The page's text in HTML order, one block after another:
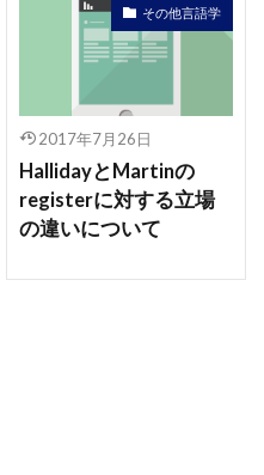
その他言語学
2017年7月26日
HallidayとMartinの
registerに対する立場
の違いについて